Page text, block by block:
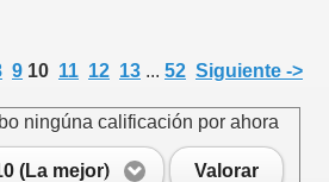
9 10 11 12 13 ... 52 Siguiente ->
ningúna calificación por ahora
(La mejor) Valorar